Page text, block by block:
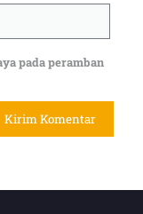
pada peramban